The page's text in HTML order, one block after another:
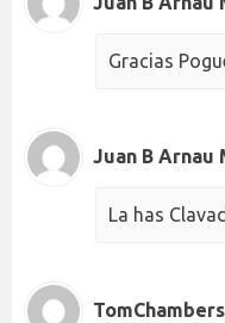
Gracias
Juan B Arnau
La has
TomChambers